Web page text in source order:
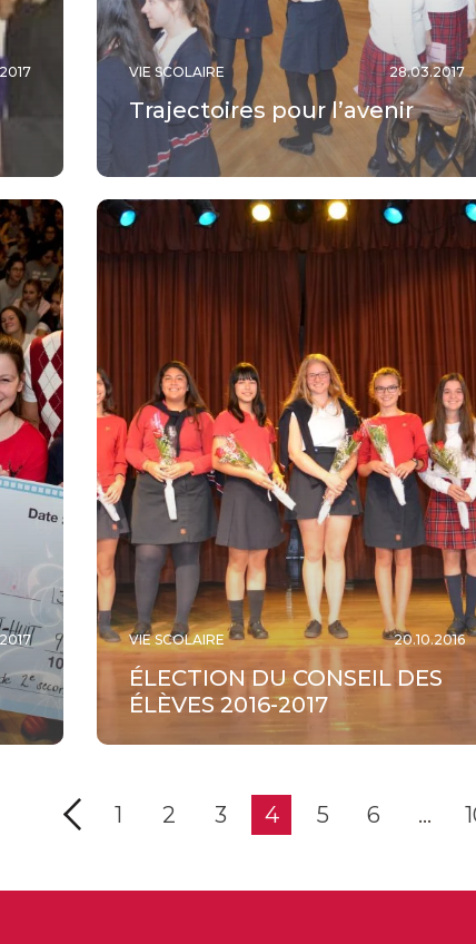
VIE SCOLAIRE 28.03.2017
Trajectoires pour l’avenir
VIE SCOLAIRE 20.10.2016
ÉLECTION DU CONSEIL DES
ÉLÈVES 2016-2017
1 2 3 4 5 6 …